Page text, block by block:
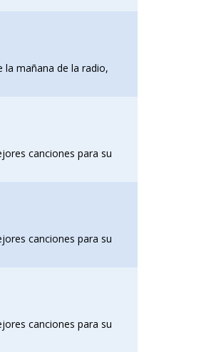
la mañana de la radio,
canciones para su
canciones para su
canciones para su